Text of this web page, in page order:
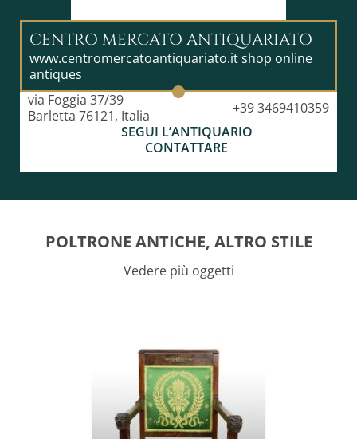
CENTRO MERCATO ANTIQUARIATO
www.centromercatoantiquariato.it shop online
antiques
via Foggia 37/39
Barletta 76121, Italia
+39 3469410359
SEGUI L’ANTIQUARIO
CONTATTARE
POLTRONE ANTICHE, ALTRO STILE
Vedere più oggetti